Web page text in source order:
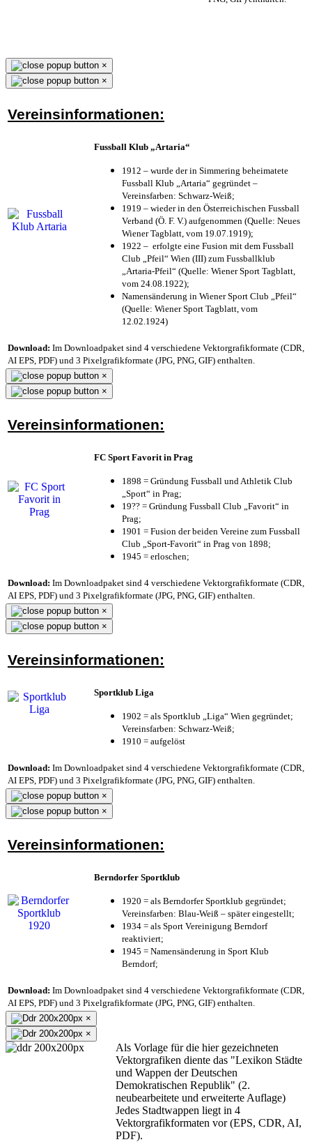
×
×
Vereinsinformationen:
Fussball Klub „Artaria“
1912 – wurde der in Simmering beheimatete
Fussball Klub „Artaria“ gegründet –
Vereinsfarben: Schwarz-Weiß;
1919 – wieder in den Österreichischen Fussball
Verband (Ö. F. V.) aufgenommen (Quelle: Neues
Wiener Tagblatt, vom 19.07.1919);
1922 – erfolgte eine Fusion mit dem Fussball
Club „Pfeil“ Wien (III) zum Fussballklub
„Artaria-Pfeil“ (Quelle: Wiener Sport Tagblatt,
vom 24.08.1922);
Namensänderung in Wiener Sport Club „Pfeil“
(Quelle: Wiener Sport Tagblatt, vom
12.02.1924)
Download: Im Downloadpaket sind 4 verschiedene Vektorgrafikformate (CDR,
AI EPS, PDF) und 3 Pixelgrafikformate (JPG, PNG, GIF) enthalten.
×
×
Vereinsinformationen:
FC Sport Favorit in Prag
1898 = Gründung Fussball und Athletik Club
„Sport“ in Prag;
19?? = Gründung Fussball Club „Favorit“ in
Prag;
1901 = Fusion der beiden Vereine zum Fussball
Club „Sport-Favorit“ in Prag von 1898;
1945 = erloschen;
Download: Im Downloadpaket sind 4 verschiedene Vektorgrafikformate (CDR,
AI EPS, PDF) und 3 Pixelgrafikformate (JPG, PNG, GIF) enthalten.
×
×
Vereinsinformationen:
Sportklub Liga
1902 = als Sportklub „Liga“ Wien gegründet;
Vereinsfarben: Schwarz-Weiß;
1910 = aufgelöst
Download: Im Downloadpaket sind 4 verschiedene Vektorgrafikformate (CDR,
AI EPS, PDF) und 3 Pixelgrafikformate (JPG, PNG, GIF) enthalten.
×
×
Vereinsinformationen:
Berndorfer Sportklub
1920 = als Berndorfer Sportklub gegründet;
Vereinsfarben: Blau-Weiß – später eingestellt;
1934 = als Sport Vereinigung Berndorf
reaktiviert;
1945 = Namensänderung in Sport Klub
Berndorf;
Download: Im Downloadpaket sind 4 verschiedene Vektorgrafikformate (CDR,
AI EPS, PDF) und 3 Pixelgrafikformate (JPG, PNG, GIF) enthalten.
×
×
Als Vorlage für die hier gezeichneten
Vektorgrafiken diente das "Lexikon Städte
und Wappen der Deutschen
Demokratischen Republik" (2.
neubearbeitete und erweiterte Auflage)
Jedes Stadtwappen liegt in 4
Vektorgrafikformaten vor (EPS, CDR, AI,
PDF).